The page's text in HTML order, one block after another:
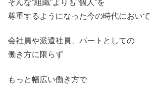
そんな”組織”よりも”個人”を
尊重するようになった今の時代において
会社員や派遣社員、パートとしての
働き方に限らず
もっと幅広い働き方で